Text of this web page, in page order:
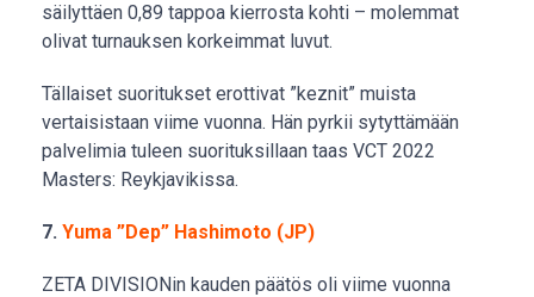
säilyttäen 0,89 tappoa kierrosta kohti – molemmat
olivat turnauksen korkeimmat luvut.
Tällaiset suoritukset erottivat ”keznit” muista
vertaisistaan viime vuonna. Hän pyrkii sytyttämään
palvelimia tuleen suorituksillaan taas VCT 2022
Masters: Reykjavikissa.
7. Yuma ”Dep” Hashimoto (JP)
ZETA DIVISIONin kauden päätös oli viime vuonna